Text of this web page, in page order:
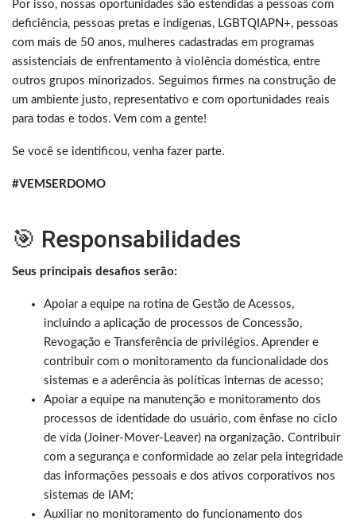
Por isso, nossas oportunidades são estendidas a pessoas com
deficiência, pessoas pretas e indígenas, LGBTQIAPN+, pessoas
com mais de 50 anos, mulheres cadastradas em programas
assistenciais de enfrentamento à violência doméstica, entre
outros grupos minorizados. Seguimos firmes na construção de
um ambiente justo, representativo e com oportunidades reais
para todas e todos. Vem com a gente!
Se você se identificou, venha fazer parte.
#VEMSERDOMO
🎯 Responsabilidades
Seus principais desafios serão:
Apoiar a equipe na rotina de Gestão de Acessos,
incluindo a aplicação de processos de Concessão,
Revogação e Transferência de privilégios. Aprender e
contribuir com o monitoramento da funcionalidade dos
sistemas e a aderência às políticas internas de acesso;
Apoiar a equipe na manutenção e monitoramento dos
processos de identidade do usuário, com ênfase no ciclo
de vida (Joiner-Mover-Leaver) na organização. Contribuir
com a segurança e conformidade ao zelar pela integridade
das informações pessoais e dos ativos corporativos nos
sistemas de IAM;
Auxiliar no monitoramento do funcionamento dos